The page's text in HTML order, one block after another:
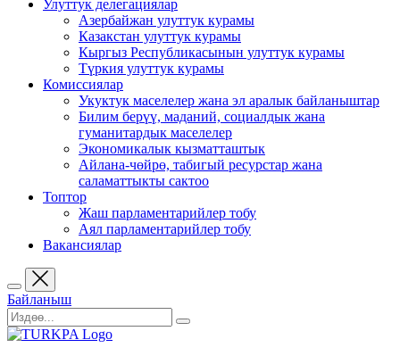
Улуттук делегациялар
Азербайжан улуттук курамы
Казакстан улуттук курамы
Кыргыз Республикасынын улуттук курамы
Түркия улуттук курамы
Комиссиялар
Укуктук маселелер жана эл аралык байланыштар
Билим берүү, маданий, социалдык жана
гуманитардык маселелер
Экономикалык кызматташтык
Айлана-чөйрө, табигый ресурстар жана
саламаттыкты сактоо
Топтор
Жаш парламентарийлер тобу
Аял парламентарийлер тобу
Вакансиялар
Байланыш